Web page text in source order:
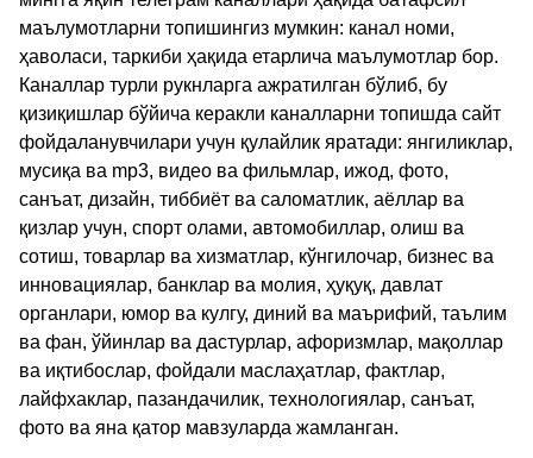
маълумотларни топишингиз мумкин: канал номи,
ҳаволаси, таркиби ҳақида етарлича маълумотлар бор.
Каналлар турли рукнларга ажратилган бўлиб, бу
қизиқишлар бўйича керакли каналларни топишда сайт
фойдаланувчилари учун қулайлик яратади: янгиликлар,
мусиқа ва mp3, видео ва фильмлар, ижод, фото,
санъат, дизайн, тиббиёт ва саломатлик, аёллар ва
қизлар учун, спорт олами, автомобиллар, олиш ва
сотиш, товарлар ва хизматлар, кўнгилочар, бизнес ва
инновациялар, банклар ва молия, ҳуқуқ, давлат
органлари, юмор ва кулгу, диний ва маърифий, таълим
ва фан, ўйинлар ва дастурлар, афоризмлар, мақоллар
ва иқтибослар, фойдали маслаҳатлар, фактлар,
лайфхаклар, пазандачилик, технологиялар, санъат,
фото ва яна қатор мавзуларда жамланган.